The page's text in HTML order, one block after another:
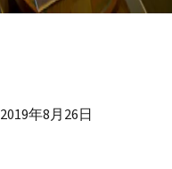
2019年8月26日